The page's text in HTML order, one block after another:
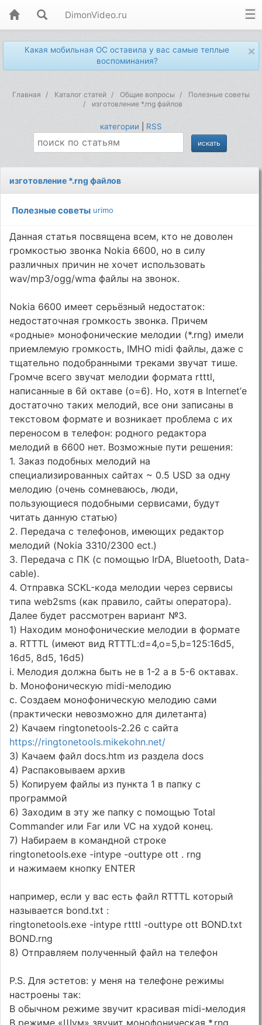
DimonVideo.ru
×
Какая мобильная ОС оставила у вас самые теплые
воспоминания?
Главная Каталог статей Общие вопросы
Полезные советы
изготовление *.rng файлов
категории RSS
изготовление *.rng файлов
Полезные советы urimo
Данная статья посвящена всем, кто не доволен
громкостью звонка Nokia 6600, но в силу
различных причин не хочет использовать
wav/mp3/ogg/wma файлы на звонок.
Nokia 6600 имеет серьёзный недостаток:
недостаточная громкость звонка. Причем
«родные» монофонические мелодии (*.rng) имели
приемлемую громкость, IMHO midi файлы, даже с
тщательно подобранными треками звучат тише.
Громче всего звучат мелодии формата rtttl,
написанные в 6й октаве (o=6). Но, хотя в Internet’е
достаточно таких мелодий, все они записаны в
текстовом формате и возникает проблема с их
переносом в телефон: родного редактора
мелодий в 6600 нет. Возможные пути решения:
1. Заказ подобных мелодий на
специализированных сайтах ~ 0.5 USD за одну
мелодию (очень сомневаюсь, люди,
пользующиеся подобными сервисами, будут
читать данную статью)
2. Передача с телефонов, имеющих редактор
мелодий (Nokia 3310/2300 ect.)
3. Передача с ПК (с помощью IrDA, Bluetooth, Data-
cable).
4. Отправка SCKL-кода мелодии через сервисы
типа web2sms (как правило, сайты оператора).
Далее будет рассмотрен вариант №3.
1) Находим монофонические мелодии в формате
a. RTTTL (имеют вид RTTTL:d=4,o=5,b=125:16d5,
16d5, 8d5, 16d5)
i. Мелодия должна быть не в 1-2 а в 5-6 октавах.
b. Монофоническую midi-мелодию
c. Создаем монофоническую мелодию сами
(практически невозможно для дилетанта)
2) Качаем ringtonetools-2.26 с сайта
https://ringtonetools.mikekohn.net/
3) Качаем файл docs.htm из раздела docs
4) Распаковываем архив
5) Копируем файлы из пункта 1 в папку с
программой
6) Заходим в эту же папку с помощью Total
Commander или Far или VC на худой конец.
7) Набираем в командной строке
ringtonetools.exe -intype -outtype ott . rng
и нажимаем кнопку ENTER
например, если у вас есть файл RTTTL который
называется bond.txt :
ringtonetools.exe -intype rtttl -outtype ott BOND.txt
BOND.rng
8) Отправляем полученный файл на телефон
P.S. Для эстетов: у меня на телефоне режимы
настроены так:
В обычном режиме звучит красивая midi-мелодия
В режиме «Шум» звучит монофоническая *.rng